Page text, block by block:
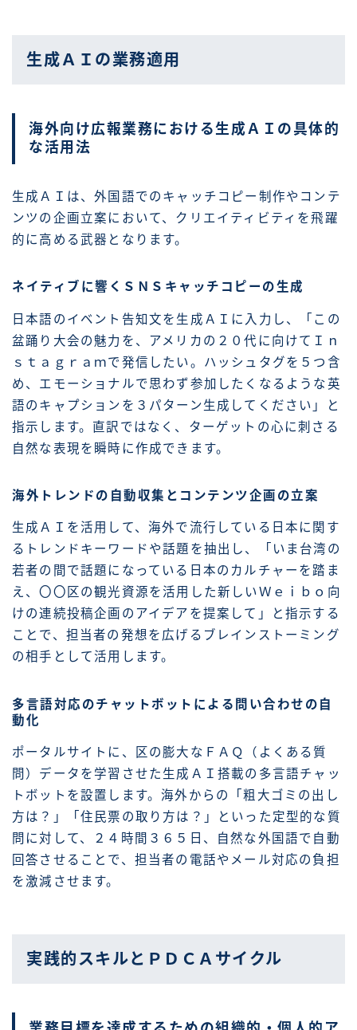
生成ＡＩの業務適用
海外向け広報業務における生成ＡＩの具体的
な活用法
生成ＡＩは、外国語でのキャッチコピー制作やコンテ
ンツの企画立案において、クリエイティビティを飛躍
的に高める武器となります。
ネイティブに響くＳＮＳキャッチコピーの生成
日本語のイベント告知文を生成ＡＩに入力し、「この
盆踊り大会の魅力を、アメリカの２０代に向けてＩｎ
ｓｔａｇｒａｍで発信したい。ハッシュタグを５つ含
め、エモーショナルで思わず参加したくなるような英
語のキャプションを３パターン生成してください」と
指示します。直訳ではなく、ターゲットの心に刺さる
自然な表現を瞬時に作成できます。
海外トレンドの自動収集とコンテンツ企画の立案
生成ＡＩを活用して、海外で流行している日本に関す
るトレンドキーワードや話題を抽出し、「いま台湾の
若者の間で話題になっている日本のカルチャーを踏ま
え、〇〇区の観光資源を活用した新しいＷｅｉｂｏ向
けの連続投稿企画のアイデアを提案して」と指示する
ことで、担当者の発想を広げるブレインストーミング
の相手として活用します。
多言語対応のチャットボットによる問い合わせの自
動化
ポータルサイトに、区の膨大なＦＡＱ（よくある質
問）データを学習させた生成ＡＩ搭載の多言語チャッ
トボットを設置します。海外からの「粗大ゴミの出し
方は？」「住民票の取り方は？」といった定型的な質
問に対して、２４時間３６５日、自然な外国語で自動
回答させることで、担当者の電話やメール対応の負担
を激減させます。
実践的スキルとＰＤＣＡサイクル